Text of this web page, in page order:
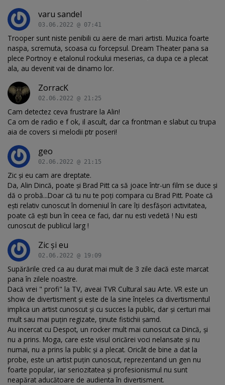
varu sandel
03.06.2022 @ 07:41
Trooper sunt niste penibili cu aere de mari artisti. Muzica foarte
naspa, scremuta, scoasa cu forcepsul. Dream Theater pana sa
plece Portnoy e etalonul rockului meserias, ca dupa ce a plecat
ala, au devenit vai de dinamo lor.
ZorracK
02.06.2022 @ 21:25
Cam detectez ceva frustrare la Alin!
Ca om de radio e f ok, il ascult, dar ca frontman e slabut cu trupa
aia de covers si melodii ptr poseri!
geo
02.06.2022 @ 21:15
Zic și eu cam are dreptate.
Da, Alin Dincă, poate și Brad Pitt ca să joace într-un film se duce şi
dă o probă...Doar că tu nu te poți compara cu Brad Pitt. Poate că
ești relativ cunoscut în domeniul în care îți desfășori activitatea,
poate că ești bun în ceea ce faci, dar nu esti vedetă ! Nu esti
cunoscut de publicul larg !
Zic și eu
02.06.2022 @ 19:09
Supărările cred ca au durat mai mult de 3 zile dacă este marcat
pana în zilele noastre.
Dacă vrei " profi" la TV, aveai TVR Cultural sau Arte. VR este un
show de divertisment și este de la sine înțeles ca divertismentul
implica un artist cunoscut și cu succes la public, dar și certuri mai
mult sau mai puțin regizate, ținute fistichii șamd.
Au incercat cu Despot, un rocker mult mai cunoscut ca Dincă, și
nu a prins. Moga, care este visul oricărei voci nelansate și nu
numai, nu a prins la public și a plecat. Oricât de bine a dat la
probe, este un artist puțin cunoscut, reprezentand un gen nu
foarte popular, iar seriozitatea și profesionismul nu sunt
neapărat aducătoare de audienta în divertisment.